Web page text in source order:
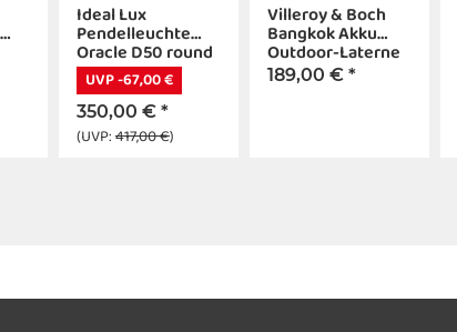
Ideal Lux
Pendelleuchte
Oracle D50 round
weiß 3000K
UVP -67,00 €
350,00 € *
(UVP:417,00 €)
Villeroy & Boch
Bangkok Akku
Outdoor-Laterne
33 cm weiß
189,00 € *